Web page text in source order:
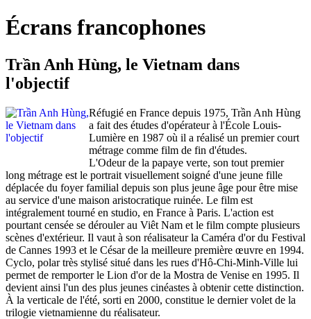
Écrans francophones
Trần Anh Hùng, le Vietnam dans
l'objectif
Réfugié en France depuis 1975, Trần Anh Hùng
a fait des études d'opérateur à l'École Louis-
Lumière en 1987 où il a réalisé un premier court
métrage comme film de fin d'études.
L'Odeur de la papaye verte, son tout premier
long métrage est le portrait visuellement soigné d'une jeune fille
déplacée du foyer familial depuis son plus jeune âge pour être mise
au service d'une maison aristocratique ruinée. Le film est
intégralement tourné en studio, en France à Paris. L'action est
pourtant censée se dérouler au Viêt Nam et le film compte plusieurs
scènes d'extérieur. Il vaut à son réalisateur la Caméra d'or du Festival
de Cannes 1993 et le César de la meilleure première œuvre en 1994.
Cyclo, polar très stylisé situé dans les rues d'Hô-Chi-Minh-Ville lui
permet de remporter le Lion d'or de la Mostra de Venise en 1995. Il
devient ainsi l'un des plus jeunes cinéastes à obtenir cette distinction.
À la verticale de l'été, sorti en 2000, constitue le dernier volet de la
trilogie vietnamienne du réalisateur.